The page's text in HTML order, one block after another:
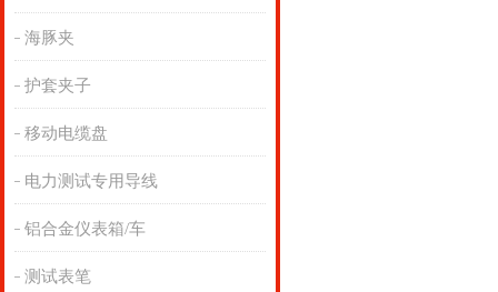
海豚夹
护套夹子
移动电缆盘
电力测试专用导线
铝合金仪表箱/车
测试表笔